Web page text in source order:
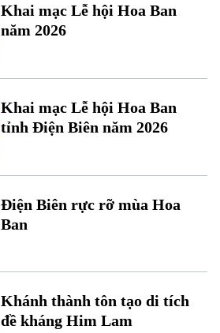
Khai mạc Lễ hội Hoa Ban
năm 2026
Khai mạc Lễ hội Hoa Ban
tỉnh Điện Biên năm 2026
Điện Biên rực rỡ mùa Hoa
Ban
Khánh thành tôn tạo di tích
đề kháng Him Lam